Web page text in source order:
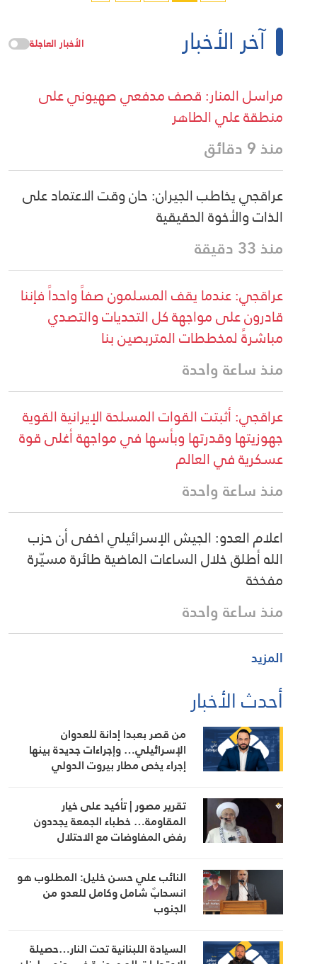
آخر الأخبار الأخبار العاجلة
مراسل المنار: قصف مدفعي صهيوني على
منطقة علي الطاهر
منذ 9 دقائق
عراقجي يخاطب الجيران: حان وقت الاعتماد على
الذات والأخوة الحقيقية
منذ 33 دقيقة
عراقجي: عندما يقف المسلمون صفاً واحداً فإننا
قادرون على مواجهة كل التحديات والتصدي
مباشرةً لمخططات المتربصين بنا
منذ ساعة واحدة
عراقجي: أثبتت القوات المسلحة الإيرانية القوية
جهوزيتها وقدرتها وبأسها في مواجهة أغلى قوة
عسكرية في العالم
منذ ساعة واحدة
اعلام العدو: الجيش الإسرائيلي اخفى أن حزب
الله أطلق خلال الساعات الماضية طائرة مسيّرة
مفخخة
منذ ساعة واحدة
المزيد
أحدث الأخبار
من قصر بعبدا إدانة للعدوان
الإسرائيلي… وإجراءات جديدة بينها
إجراء يخص مطار بيروت الدولي
تقرير مصور | تأكيد على خيار
المقاومة… خطباء الجمعة يجددون
رفض المفاوضات مع الاحتلال
النائب علي حسن خليل: المطلوب هو
انسحابٌ شامل وكامل للعدو من
الجنوب
السيادة اللبنانية تحت النار…حصيلة